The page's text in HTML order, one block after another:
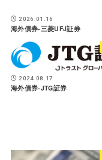
2026.01.16
海外債券-三菱UFJ証券
2024.08.17
海外債券-JTG証券